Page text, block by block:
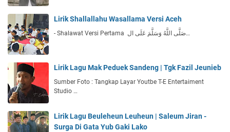
Lirik Shallallahu Wasallama Versi Aceh
- Shalawat Versi Pertama صَلَّى اللَّهُ وَسَلَّمَ عَلَى ال…
Lirik Lagu Mak Peduek Sandeng | Tgk Fazil Jeunieb
Sumber Foto : Tangkap Layar Youtbe T-E Entertaiment
Studio …
Lirik Lagu Beuleheun Leuheun | Saleum Jiran -
Surga Di Gata Yub Gaki Lako